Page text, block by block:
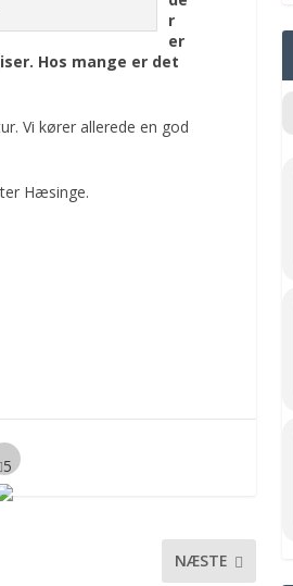
r
er
Hos mange er det
Vi kører allerede en god
Hæsinge.
NÆSTE